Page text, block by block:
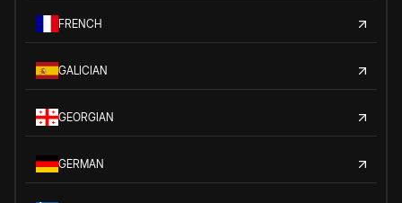
FRENCH
GALICIAN
GEORGIAN
GERMAN